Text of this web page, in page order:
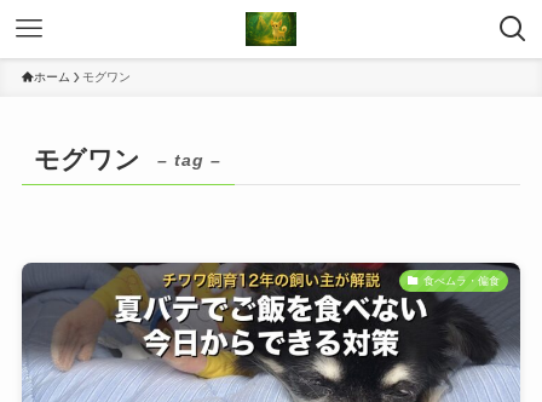
ホーム モグワン
モグワン – tag –
食べムラ・偏食